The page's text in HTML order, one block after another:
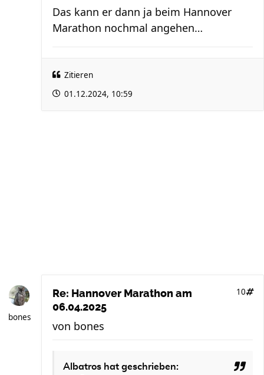
Das kann er dann ja beim Hannover
Marathon nochmal angehen…
Zitieren
01.12.2024, 10:59
bones
Re: Hannover Marathon am
06.04.2025
10
von bones
Albatros hat geschrieben: